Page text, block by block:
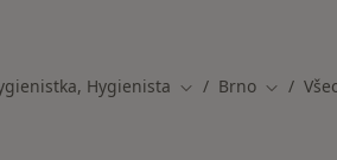
Hygienista Změna města
Brno Změna